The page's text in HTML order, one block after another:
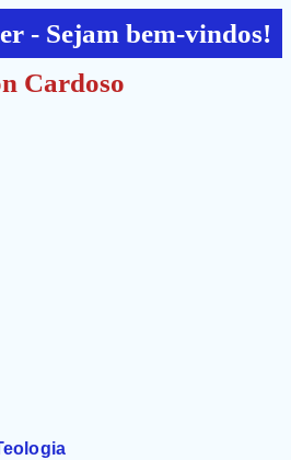
- Sejam bem-vindos!
Cardoso